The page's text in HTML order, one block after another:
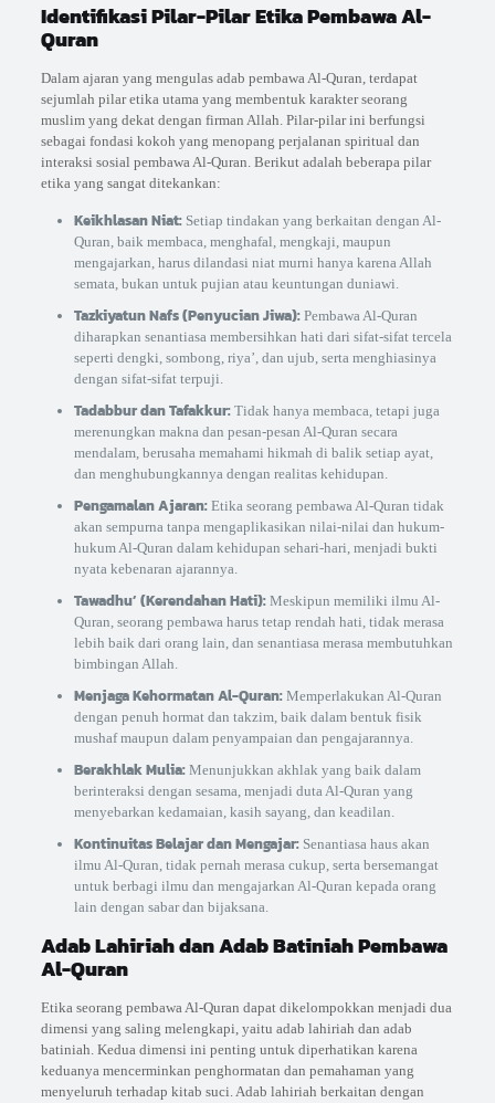
Identifikasi Pilar-Pilar Etika Pembawa Al-
Quran
Dalam ajaran yang mengulas adab pembawa Al-Quran, terdapat
sejumlah pilar etika utama yang membentuk karakter seorang
muslim yang dekat dengan firman Allah. Pilar-pilar ini berfungsi
sebagai fondasi kokoh yang menopang perjalanan spiritual dan
interaksi sosial pembawa Al-Quran. Berikut adalah beberapa pilar
etika yang sangat ditekankan:
Keikhlasan Niat:Setiap tindakan yang berkaitan dengan Al-
Quran, baik membaca, menghafal, mengkaji, maupun
mengajarkan, harus dilandasi niat murni hanya karena Allah
semata, bukan untuk pujian atau keuntungan duniawi.
Tazkiyatun Nafs (Penyucian Jiwa):Pembawa Al-Quran
diharapkan senantiasa membersihkan hati dari sifat-sifat tercela
seperti dengki, sombong, riya’, dan ujub, serta menghiasinya
dengan sifat-sifat terpuji.
Tadabbur dan Tafakkur:Tidak hanya membaca, tetapi juga
merenungkan makna dan pesan-pesan Al-Quran secara
mendalam, berusaha memahami hikmah di balik setiap ayat,
dan menghubungkannya dengan realitas kehidupan.
Pengamalan Ajaran:Etika seorang pembawa Al-Quran tidak
akan sempurna tanpa mengaplikasikan nilai-nilai dan hukum-
hukum Al-Quran dalam kehidupan sehari-hari, menjadi bukti
nyata kebenaran ajarannya.
Tawadhu’ (Kerendahan Hati):Meskipun memiliki ilmu Al-
Quran, seorang pembawa harus tetap rendah hati, tidak merasa
lebih baik dari orang lain, dan senantiasa merasa membutuhkan
bimbingan Allah.
Menjaga Kehormatan Al-Quran:Memperlakukan Al-Quran
dengan penuh hormat dan takzim, baik dalam bentuk fisik
mushaf maupun dalam penyampaian dan pengajarannya.
Berakhlak Mulia:Menunjukkan akhlak yang baik dalam
berinteraksi dengan sesama, menjadi duta Al-Quran yang
menyebarkan kedamaian, kasih sayang, dan keadilan.
Kontinuitas Belajar dan Mengajar:Senantiasa haus akan
ilmu Al-Quran, tidak pernah merasa cukup, serta bersemangat
untuk berbagi ilmu dan mengajarkan Al-Quran kepada orang
lain dengan sabar dan bijaksana.
Adab Lahiriah dan Adab Batiniah Pembawa
Al-Quran
Etika seorang pembawa Al-Quran dapat dikelompokkan menjadi dua
dimensi yang saling melengkapi, yaitu adab lahiriah dan adab
batiniah. Kedua dimensi ini penting untuk diperhatikan karena
keduanya mencerminkan penghormatan dan pemahaman yang
menyeluruh terhadap kitab suci. Adab lahiriah berkaitan dengan